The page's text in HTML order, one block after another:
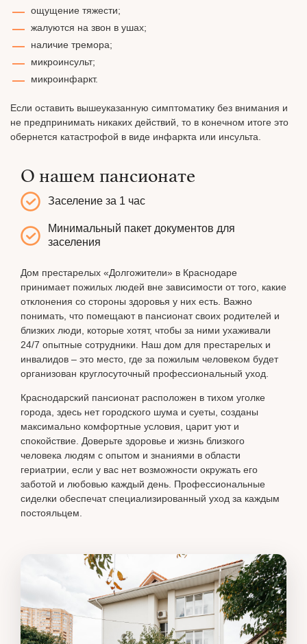
ощущение тяжести;
жалуются на звон в ушах;
наличие тремора;
микроинсульт;
микроинфаркт.
Если оставить вышеуказанную симптоматику без внимания и
не предпринимать никаких действий, то в конечном итоге это
обернется катастрофой в виде инфаркта или инсульта.
О нашем пансионате
Заселение за 1 час
Минимальный пакет документов для
заселения
Дом престарелых «Долгожители» в Краснодаре
принимает пожилых людей вне зависимости от того, какие
отклонения со стороны здоровья у них есть. Важно
понимать, что помещают в пансионат своих родителей и
близких люди, которые хотят, чтобы за ними ухаживали
24/7 опытные сотрудники. Наш дом для престарелых и
инвалидов – это место, где за пожилым человеком будет
организован круглосуточный профессиональный уход.
Краснодарский пансионат расположен в тихом уголке
города, здесь нет городского шума и суеты, созданы
максимально комфортные условия, царит уют и
спокойствие. Доверьте здоровье и жизнь близкого
человека людям с опытом и знаниями в области
гериатрии, если у вас нет возможности окружать его
заботой и любовью каждый день. Профессиональные
сиделки обеспечат специализированный уход за каждым
постояльцем.